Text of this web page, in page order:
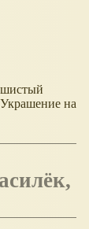
Украшение на